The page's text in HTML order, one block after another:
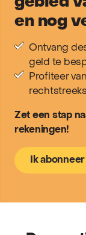
en nog
Ontvang
geld te
Profiteer
Zet een stap
rekeningen!
Ik